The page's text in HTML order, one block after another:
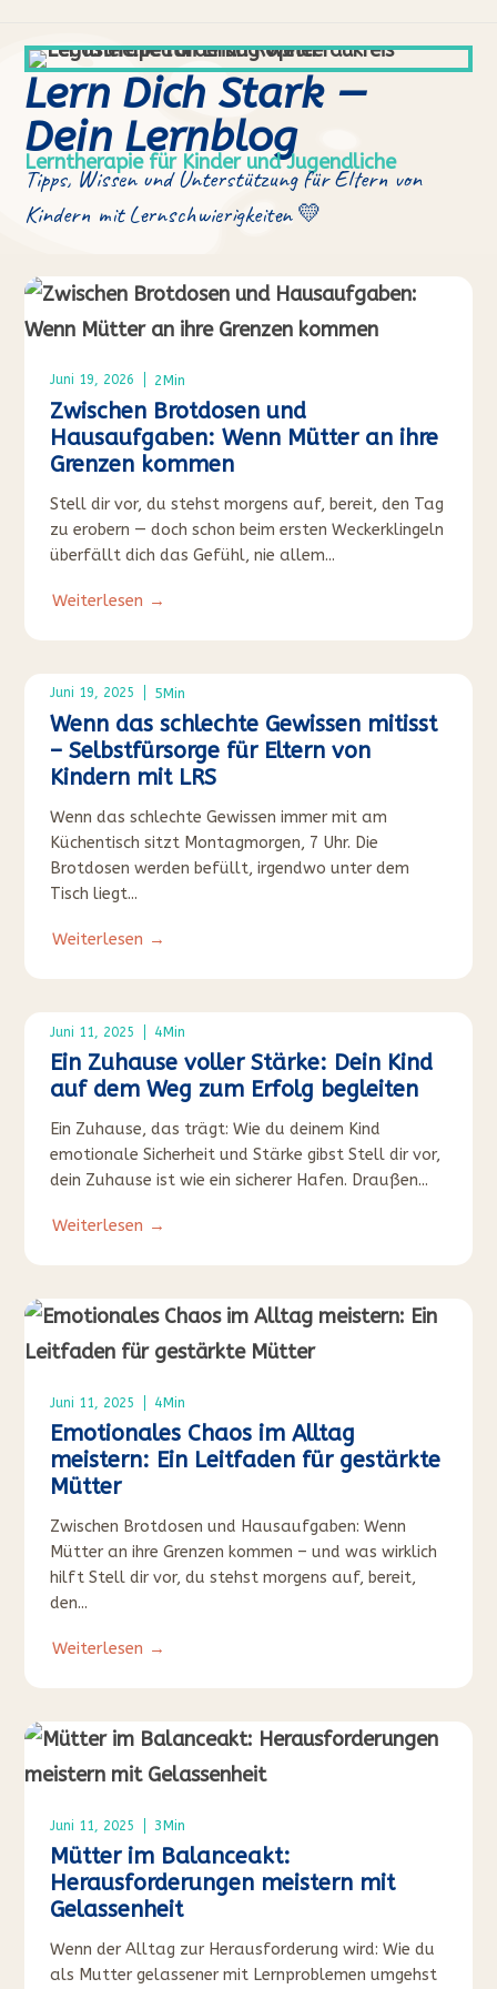
Lern Dich Stark —
Dein Lernblog
Lerntherapie für Kinder und Jugendliche
Tipps, Wissen und Unterstützung für Eltern von
Kindern mit Lernschwierigkeiten 💛
Juni 19, 2026 2Min
Zwischen Brotdosen und
Hausaufgaben: Wenn Mütter an ihre
Grenzen kommen
Stell dir vor, du stehst morgens auf, bereit, den Tag
zu erobern — doch schon beim ersten Weckerklingeln
überfällt dich das Gefühl, nie allem...
Weiterlesen →
Juni 19, 2025 5Min
Wenn das schlechte Gewissen mitisst
– Selbstfürsorge für Eltern von
Kindern mit LRS
Wenn das schlechte Gewissen immer mit am
Küchentisch sitzt Montagmorgen, 7 Uhr. Die
Brotdosen werden befüllt, irgendwo unter dem
Tisch liegt...
Weiterlesen →
Juni 11, 2025 4Min
Ein Zuhause voller Stärke: Dein Kind
auf dem Weg zum Erfolg begleiten
Ein Zuhause, das trägt: Wie du deinem Kind
emotionale Sicherheit und Stärke gibst Stell dir vor,
dein Zuhause ist wie ein sicherer Hafen. Draußen...
Weiterlesen →
Juni 11, 2025 4Min
Emotionales Chaos im Alltag
meistern: Ein Leitfaden für gestärkte
Mütter
Zwischen Brotdosen und Hausaufgaben: Wenn
Mütter an ihre Grenzen kommen – und was wirklich
hilft Stell dir vor, du stehst morgens auf, bereit,
den...
Weiterlesen →
Juni 11, 2025 3Min
Mütter im Balanceakt:
Herausforderungen meistern mit
Gelassenheit
Wenn der Alltag zur Herausforderung wird: Wie du
als Mutter gelassener mit Lernproblemen umgehst